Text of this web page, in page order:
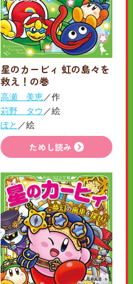
星のカービィ 虹の島々を
救え！の巻
高瀬 美恵／作
苅野 タウ ／絵
ぽと ／絵
ためし読み